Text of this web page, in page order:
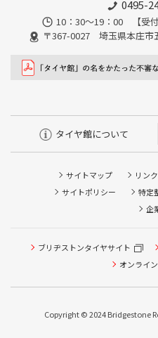
0495-
10：30～19：00
〒367-0027 埼玉県本庄市
タイヤ館について
サイトマップ リンク
サイトポリシー
特定
企
ブリヂストンタイヤサイト
オンライ
Copyright © 2024 Bridgestone
タイヤ点検・安全点検/タイ
ピット作業の予約
本日のタイヤ履き替え順番